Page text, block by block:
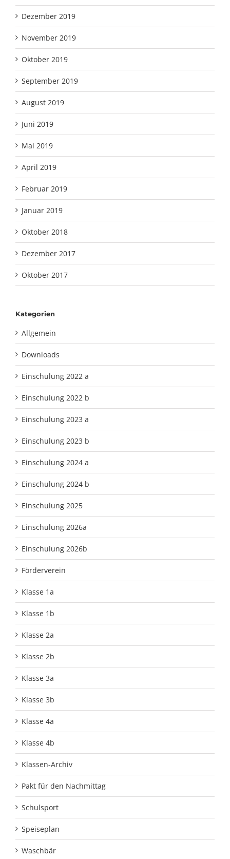
Dezember 2019
November 2019
Oktober 2019
September 2019
August 2019
Juni 2019
Mai 2019
April 2019
Februar 2019
Januar 2019
Oktober 2018
Dezember 2017
Oktober 2017
Kategorien
Allgemein
Downloads
Einschulung 2022 a
Einschulung 2022 b
Einschulung 2023 a
Einschulung 2023 b
Einschulung 2024 a
Einschulung 2024 b
Einschulung 2025
Einschulung 2026a
Einschulung 2026b
Förderverein
Klasse 1a
Klasse 1b
Klasse 2a
Klasse 2b
Klasse 3a
Klasse 3b
Klasse 4a
Klasse 4b
Klassen-Archiv
Pakt für den Nachmittag
Schulsport
Speiseplan
Waschbär